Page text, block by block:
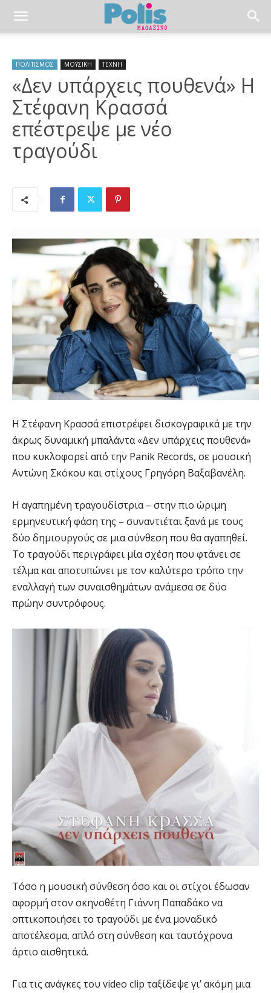
ΠΟΛΙΤΙΣΜΟΣ ΜΟΥΣΙΚΗ ΤΕΧΝΗ
«Δεν υπάρχεις πουθενά» H
Στέφανη Κρασσά
επέστρεψε με νέο
τραγούδι
Η Στέφανη Κρασσά επιστρέφει δισκογραφικά με την
άκρως δυναμική μπαλάντα «Δεν υπάρχεις πουθενά»
που κυκλοφορεί από την Panik Records, σε μουσική
Αντώνη Σκόκου και στίχους Γρηγόρη Βαξαβανέλη.
Η αγαπημένη τραγουδίστρια – στην πιο ώριμη
ερμηνευτική φάση της – συναντιέται ξανά με τους
δύο δημιουργούς σε μια σύνθεση που θα αγαπηθεί.
Το τραγούδι περιγράφει μία σχέση που φτάνει σε
τέλμα και αποτυπώνει με τον καλύτερο τρόπο την
εναλλαγή των συναισθημάτων ανάμεσα σε δύο
πρώην συντρόφους.
Τόσο η μουσική σύνθεση όσο και οι στίχοι έδωσαν
αφορμή στον σκηνοθέτη Γιάννη Παπαδάκο να
οπτικοποιήσει το τραγούδι με ένα μοναδικό
αποτέλεσμα, απλό στη σύνθεση και ταυτόχρονα
άρτιο αισθητικά.
Για τις ανάγκες του video clip ταξίδεψε γι’ ακόμη μια